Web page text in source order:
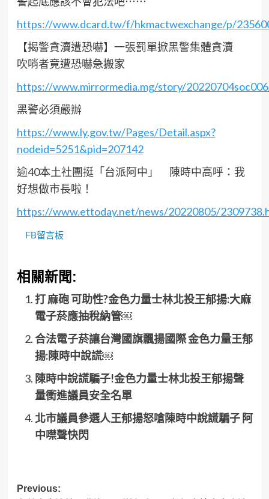
https://www.dcard.tw/f/hkmactwexchange/p/
【揭警貪瀆遭恐嚇】一張罰單掀黑警集體貪瀆
吹哨者竟遭恐嚇急搬家
https://www.mirrormedia.mg/story/
黑警必須嚴辦
https://www.ly.gov.tw/Pages/Detail.aspx?
nodeid=5251&pid=207142
逾40本土社團挺「台派阿中」 陳時中高呼：我
好想做市長啦！
https://www.ettoday.net/news/20220805/
FB留言板
相關新聞:
打 麻砲 可助性?金色力量士林北投王郁揚:大麻
電子菸應抽稅納管￼
合法電子菸讓台灣國旗飄揚國際 金色力量王郁
揚:陳時中說謊￼
陳時中說謊騙子!金色力量士林北投王郁揚聲
量衝進議員安全名單
北市議員參選人王郁揚怒嗆陳時中說謊騙子 阿
中噤聲快閃
Post
Previous: